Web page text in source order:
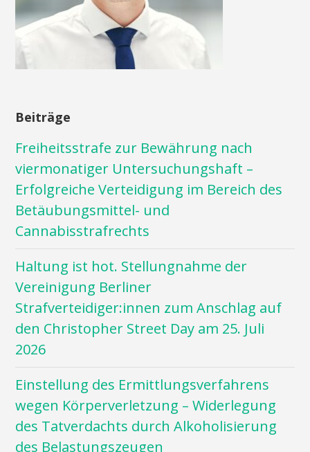
Beiträge
Freiheitsstrafe zur Bewährung nach
viermonatiger Untersuchungshaft –
Erfolgreiche Verteidigung im Bereich des
Betäubungsmittel- und
Cannabisstrafrechts
Haltung ist hot. Stellungnahme der
Vereinigung Berliner
Strafverteidiger:innen zum Anschlag auf
den Christopher Street Day am 25. Juli
2026
Einstellung des Ermittlungsverfahrens
wegen Körperverletzung – Widerlegung
des Tatverdachts durch Alkoholisierung
des Belastungszeugen